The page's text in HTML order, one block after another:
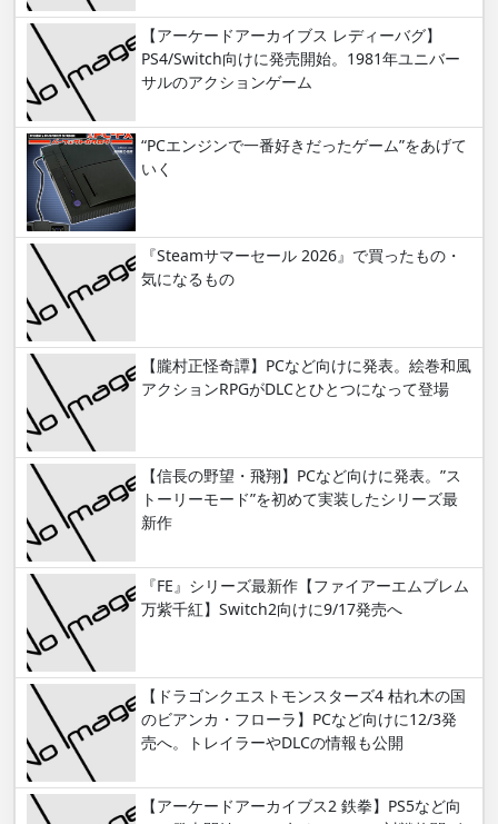
【アーケードアーカイブス レディーバグ】
PS4/Switch向けに発売開始。1981年ユニバー
サルのアクションゲーム
“PCエンジンで一番好きだったゲーム”をあげて
いく
『Steamサマーセール 2026』で買ったもの・
気になるもの
【朧村正怪奇譚】PCなど向けに発表。絵巻和風
アクションRPGがDLCとひとつになって登場
【信長の野望・飛翔】PCなど向けに発表。”ス
トーリーモード”を初めて実装したシリーズ最
新作
『FE』シリーズ最新作【ファイアーエムブレム
万紫千紅】Switch2向けに9/17発売へ
【ドラゴンクエストモンスターズ4 枯れ木の国
のビアンカ・フローラ】PCなど向けに12/3発
売へ。トレイラーやDLCの情報も公開
【アーケードアーカイブス2 鉄拳】PS5など向